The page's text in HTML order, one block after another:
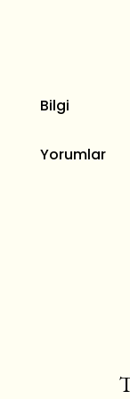
Bilgi
Yorumlar